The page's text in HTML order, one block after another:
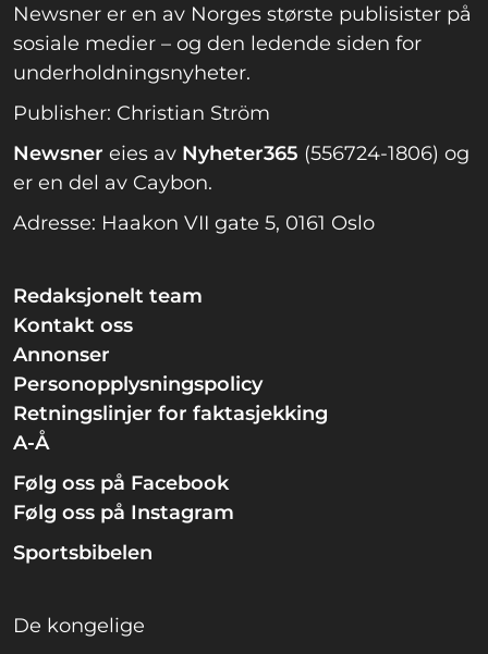
Newsner er en av Norges største publisister på
sosiale medier – og den ledende siden for
underholdningsnyheter.
Publisher: Christian Ström
Newsner eies av Nyheter365 (556724-1806) og
er en del av Caybon.
Adresse: Haakon VII gate 5, 0161 Oslo
Redaksjonelt team
Kontakt oss
Annonser
Personopplysningspolicy
Retningslinjer for faktasjekking
A-Å
Følg oss på Facebook
Følg oss på Instagram
Sportsbibelen
De kongelige